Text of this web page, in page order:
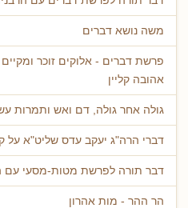
משה נושא דברים
פרשת דברים - אלוקים זוכר
אהובה קליין
גולה אחר גולה, דם ואש ותמרות
דברי הרה"ג יעקב עדס שליט"א
דבר תורה לפרשת מטות-מסעי עם
הר ההר - מות אהרון